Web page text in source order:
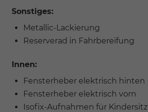
Sonstiges:
Metallic-Lackierung
Reserverad in Fahrbereifung
Innen:
Fensterheber elektrisch hinten
Fensterheber elektrisch vorn
Isofix-Aufnahmen für Kindersitz